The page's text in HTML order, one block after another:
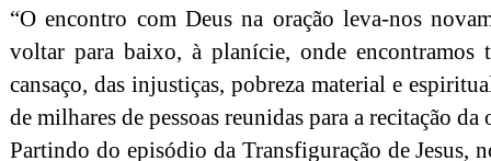
“O encontro com Deus na oração leva-nos
voltar para baixo, à planície, onde encontramos
cansaço, das injustiças, pobreza material e
de milhares de pessoas reunidas para a recitação
Partindo do episódio da Transfiguração de Jesus,